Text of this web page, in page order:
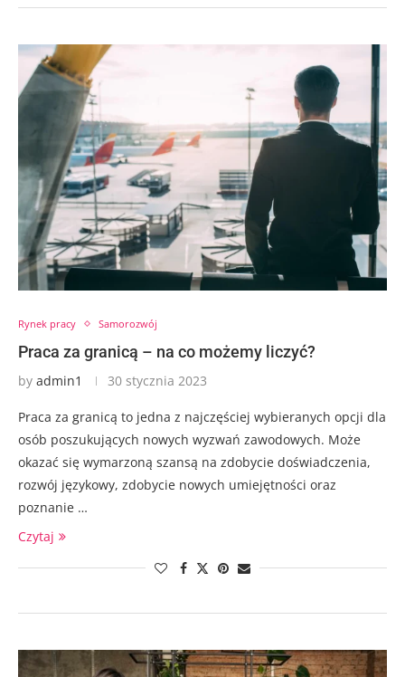
Rynek pracy Samorozwój
Praca za granicą – na co możemy liczyć?
by admin1 30 stycznia 2023
Praca za granicą to jedna z najczęściej wybieranych opcji dla
osób poszukujących nowych wyzwań zawodowych. Może
okazać się wymarzoną szansą na zdobycie doświadczenia,
rozwój językowy, zdobycie nowych umiejętności oraz
poznanie …
Czytaj